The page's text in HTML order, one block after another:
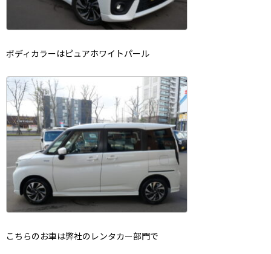
ボディカラーはピュアホワイトパール
こちらのお車は弊社のレンタカー部門で